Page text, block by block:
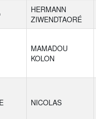
HERMANN
ZIWENDTAORÉ
MAMADOU
KOLON
NICOLAS